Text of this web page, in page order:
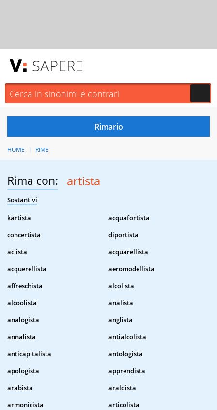
SAPERE
HOME RIME
Rima con: artista
Sostantivi
kartista
acquafortista
concertista
diportista
aclista
acquarellista
acquerellista
aeromodellista
affreschista
alcolista
alcoolista
analista
analogista
anglista
annalista
antialcolista
anticapitalista
antologista
apologista
apprendista
arabista
araldista
armonicista
articolista